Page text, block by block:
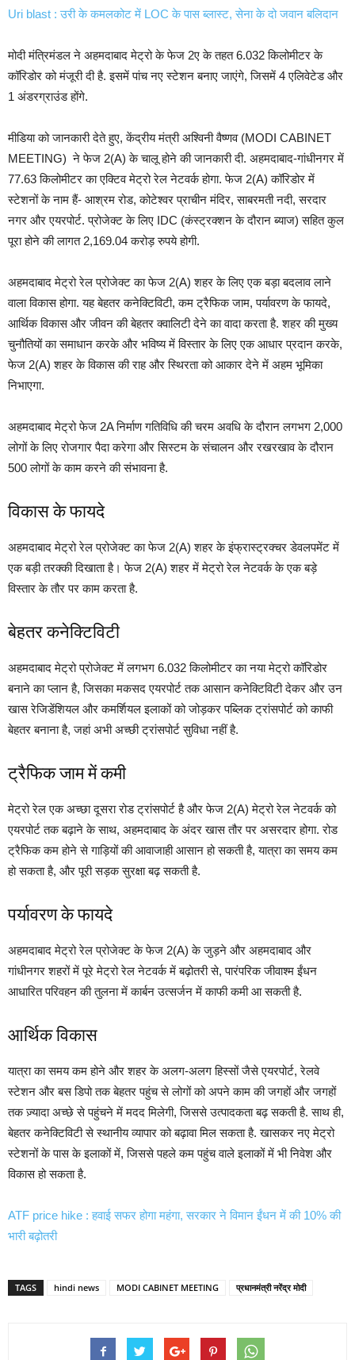
Uri blast : उरी के कमलकोट में LOC के पास ब्लास्ट, सेना के दो जवान बलिदान
मोदी मंत्रिमंडल ने अहमदाबाद मेट्रो के फेज 2ए के तहत 6.032 किलोमीटर के
कॉरिडोर को मंजूरी दी है. इसमें पांच नए स्टेशन बनाए जाएंगे, जिसमें 4 एलिवेटेड और
1 अंडरग्राउंड होंगे.
मीडिया को जानकारी देते हुए, केंद्रीय मंत्री अश्विनी वैष्णव (MODI CABINET
MEETING) ने फेज 2(A) के चालू होने की जानकारी दी. अहमदाबाद-गांधीनगर में
77.63 किलोमीटर का एक्टिव मेट्रो रेल नेटवर्क होगा. फेज 2(A) कॉरिडोर में
स्टेशनों के नाम हैं- आश्रम रोड, कोटेश्वर प्राचीन मंदिर, साबरमती नदी, सरदार
नगर और एयरपोर्ट. प्रोजेक्ट के लिए IDC (कंस्ट्रक्शन के दौरान ब्याज) सहित कुल
पूरा होने की लागत 2,169.04 करोड़ रुपये होगी.
अहमदाबाद मेट्रो रेल प्रोजेक्ट का फेज 2(A) शहर के लिए एक बड़ा बदलाव लाने
वाला विकास होगा. यह बेहतर कनेक्टिविटी, कम ट्रैफिक जाम, पर्यावरण के फायदे,
आर्थिक विकास और जीवन की बेहतर क्वालिटी देने का वादा करता है. शहर की मुख्य
चुनौतियों का समाधान करके और भविष्य में विस्तार के लिए एक आधार प्रदान करके,
फेज 2(A) शहर के विकास की राह और स्थिरता को आकार देने में अहम भूमिका
निभाएगा.
अहमदाबाद मेट्रो फेज 2A निर्माण गतिविधि की चरम अवधि के दौरान लगभग 2,000
लोगों के लिए रोजगार पैदा करेगा और सिस्टम के संचालन और रखरखाव के दौरान
500 लोगों के काम करने की संभावना है.
विकास के फायदे
अहमदाबाद मेट्रो रेल प्रोजेक्ट का फेज 2(A) शहर के इंफ्रास्ट्रक्चर डेवलपमेंट में
एक बड़ी तरक्की दिखाता है। फेज 2(A) शहर में मेट्रो रेल नेटवर्क के एक बड़े
विस्तार के तौर पर काम करता है.
बेहतर कनेक्टिविटी
अहमदाबाद मेट्रो प्रोजेक्ट में लगभग 6.032 किलोमीटर का नया मेट्रो कॉरिडोर
बनाने का प्लान है, जिसका मकसद एयरपोर्ट तक आसान कनेक्टिविटी देकर और उन
खास रेजिडेंशियल और कमर्शियल इलाकों को जोड़कर पब्लिक ट्रांसपोर्ट को काफी
बेहतर बनाना है, जहां अभी अच्छी ट्रांसपोर्ट सुविधा नहीं है.
ट्रैफिक जाम में कमी
मेट्रो रेल एक अच्छा दूसरा रोड ट्रांसपोर्ट है और फेज 2(A) मेट्रो रेल नेटवर्क को
एयरपोर्ट तक बढ़ाने के साथ, अहमदाबाद के अंदर खास तौर पर असरदार होगा. रोड
ट्रैफिक कम होने से गाड़ियों की आवाजाही आसान हो सकती है, यात्रा का समय कम
हो सकता है, और पूरी सड़क सुरक्षा बढ़ सकती है.
पर्यावरण के फायदे
अहमदाबाद मेट्रो रेल प्रोजेक्ट के फेज 2(A) के जुड़ने और अहमदाबाद और
गांधीनगर शहरों में पूरे मेट्रो रेल नेटवर्क में बढ़ोतरी से, पारंपरिक जीवाश्म ईंधन
आधारित परिवहन की तुलना में कार्बन उत्सर्जन में काफी कमी आ सकती है.
आर्थिक विकास
यात्रा का समय कम होने और शहर के अलग-अलग हिस्सों जैसे एयरपोर्ट, रेलवे
स्टेशन और बस डिपो तक बेहतर पहुंच से लोगों को अपने काम की जगहों और जगहों
तक ज़्यादा अच्छे से पहुंचने में मदद मिलेगी, जिससे उत्पादकता बढ़ सकती है. साथ ही,
बेहतर कनेक्टिविटी से स्थानीय व्यापार को बढ़ावा मिल सकता है. खासकर नए मेट्रो
स्टेशनों के पास के इलाकों में, जिससे पहले कम पहुंच वाले इलाकों में भी निवेश और
विकास हो सकता है.
ATF price hike : हवाई सफर होगा महंगा, सरकार ने विमान ईंधन में की 10% की
भारी बढ़ोतरी
TAGS hindi news MODI CABINET MEETING प्रधानमंत्री नरेंद्र मोदी